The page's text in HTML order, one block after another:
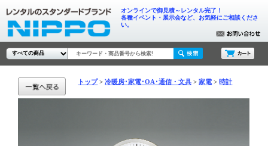
オンラインで御見積～レンタル完了！
各種イベント・展示会など、お気軽にご相談くださ
い。
トップ 冷暖房･家電･OA･通信・文具 家電 時計